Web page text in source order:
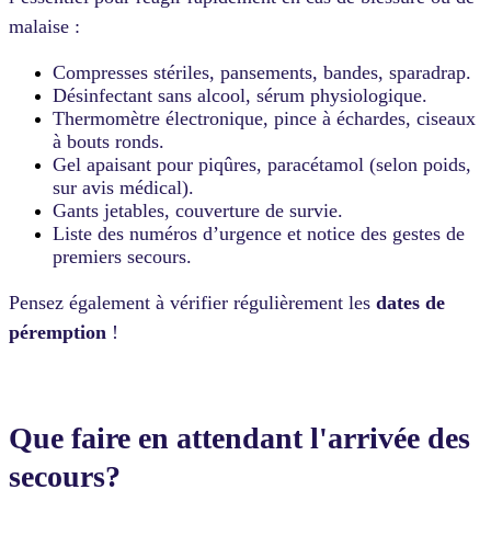
malaise :
Compresses stériles, pansements, bandes, sparadrap.
Désinfectant sans alcool, sérum physiologique.
Thermomètre électronique, pince à échardes, ciseaux
à bouts ronds.
Gel apaisant pour piqûres, paracétamol (selon poids,
sur avis médical).
Gants jetables, couverture de survie.
Liste des numéros d’urgence et notice des gestes de
premiers secours.
Pensez également à vérifier régulièrement les dates de
péremption !
Que faire en attendant l'arrivée des
secours?